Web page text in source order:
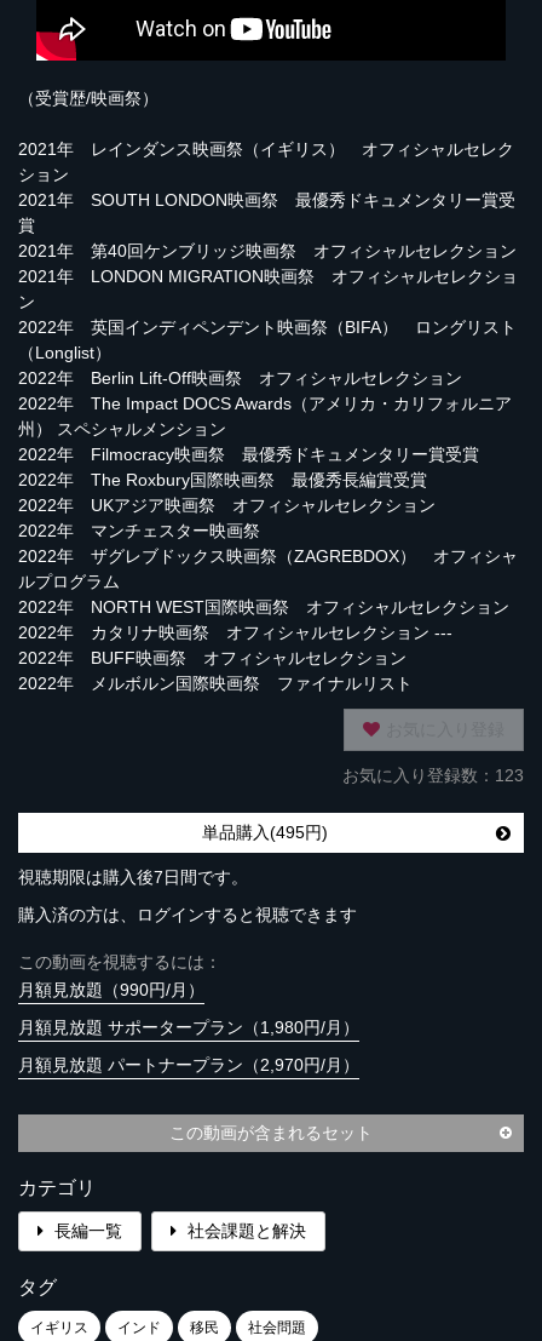
（受賞歴/映画祭）
2021年 レインダンス映画祭（イギリス） オフィシャルセレク
ション
2021年 SOUTH LONDON映画祭 最優秀ドキュメンタリー賞受
賞
2021年 第40回ケンブリッジ映画祭 オフィシャルセレクション
2021年 LONDON MIGRATION映画祭 オフィシャルセレクショ
ン
2022年 英国インディペンデント映画祭（BIFA） ロングリスト
（Longlist）
2022年 Berlin Lift-Off映画祭 オフィシャルセレクション
2022年 The Impact DOCS Awards（アメリカ・カリフォルニア
州） スペシャルメンション
2022年 Filmocracy映画祭 最優秀ドキュメンタリー賞受賞
2022年 The Roxbury国際映画祭 最優秀長編賞受賞
2022年 UKアジア映画祭 オフィシャルセレクション
2022年 マンチェスター映画祭
2022年 ザグレブドックス映画祭（ZAGREBDOX） オフィシャ
ルプログラム
2022年 NORTH WEST国際映画祭 オフィシャルセレクション
2022年 カタリナ映画祭 オフィシャルセレクション ---
2022年 BUFF映画祭 オフィシャルセレクション
2022年 メルボルン国際映画祭 ファイナルリスト
お気に入り登録数：123
単品購入(495円)
視聴期限は購入後7日間です。
購入済の方は、ログインすると視聴できます
この動画を視聴するには：
月額見放題（990円/月）
月額見放題 サポータープラン（1,980円/月）
月額見放題 パートナープラン（2,970円/月）
この動画が含まれるセット
カテゴリ
長編一覧 社会課題と解決
タグ
イギリス インド 移民 社会問題